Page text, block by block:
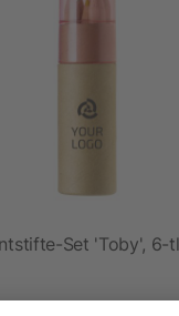
Set 'Toby', 6-